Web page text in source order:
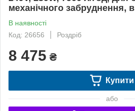
механічного забруднення, в
В наявності
Код: 26656
Роздріб
8 475 ₴
Купити
або